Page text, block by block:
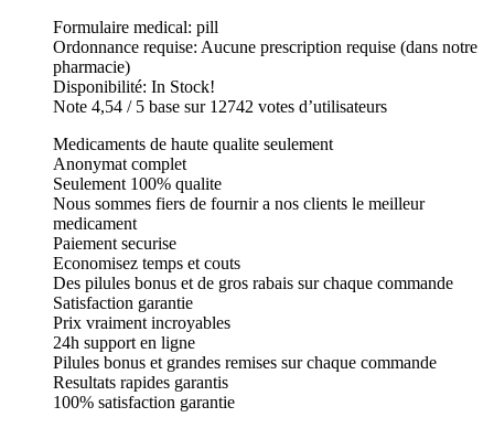
Formulaire medical: pill
Ordonnance requise: Aucune prescription requise (dans notre
pharmacie)
Disponibilité: In Stock!
Note 4,54 / 5 base sur 12742 votes d’utilisateurs
Medicaments de haute qualite seulement
Anonymat complet
Seulement 100% qualite
Nous sommes fiers de fournir a nos clients le meilleur
medicament
Paiement securise
Economisez temps et couts
Des pilules bonus et de gros rabais sur chaque commande
Satisfaction garantie
Prix vraiment incroyables
24h support en ligne
Pilules bonus et grandes remises sur chaque commande
Resultats rapides garantis
100% satisfaction garantie